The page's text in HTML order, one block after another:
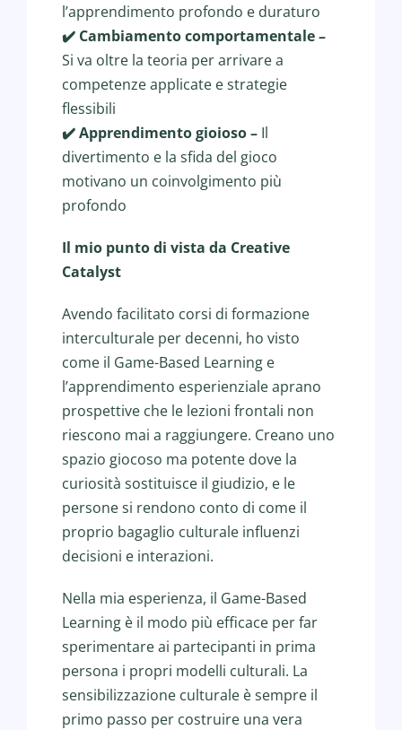
l’apprendimento profondo e duraturo
✔Cambiamento comportamentale –
Si va oltre la teoria per arrivare a
competenze applicate e strategie
flessibili
✔Apprendimento gioioso – Il
divertimento e la sfida del gioco
motivano un coinvolgimento più
profondo
Il mio punto di vista da Creative
Catalyst
Avendo facilitato corsi di formazione
interculturale per decenni, ho visto
come il Game-Based Learning e
l’apprendimento esperienziale aprano
prospettive che le lezioni frontali non
riescono mai a raggiungere. Creano uno
spazio giocoso ma potente dove la
curiosità sostituisce il giudizio, e le
persone si rendono conto di come il
proprio bagaglio culturale influenzi
decisioni e interazioni.
Nella mia esperienza, il Game-Based
Learning è il modo più efficace per far
sperimentare ai partecipanti in prima
persona i propri modelli culturali. La
sensibilizzazione culturale è sempre il
primo passo per costruire una vera